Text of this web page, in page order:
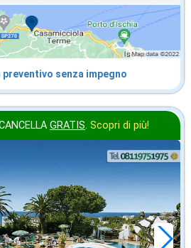
preventivo senza impegno
GRATIS. Scopri di più!